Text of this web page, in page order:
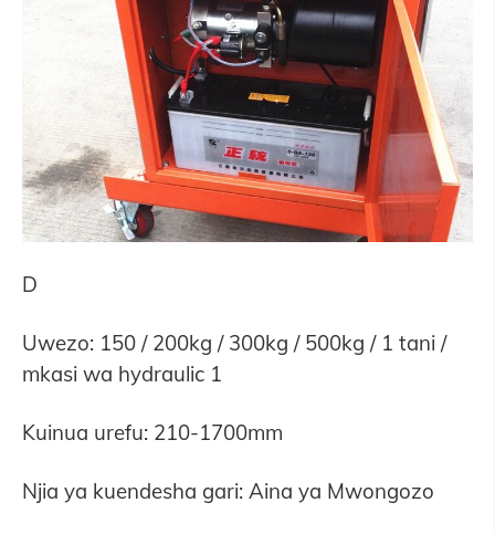
D
Uwezo: 150 / 200kg / 300kg / 500kg / 1 tani /
mkasi wa hydraulic 1
Kuinua urefu: 210-1700mm
Njia ya kuendesha gari: Aina ya Mwongozo